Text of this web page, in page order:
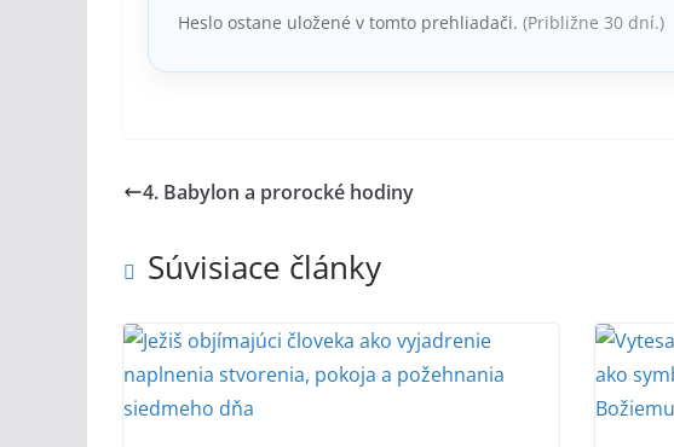
Heslo ostane uložené v tomto prehliadači. (Približne 30 dní.)
4. Babylon a prorocké hodiny
Súvisiace články